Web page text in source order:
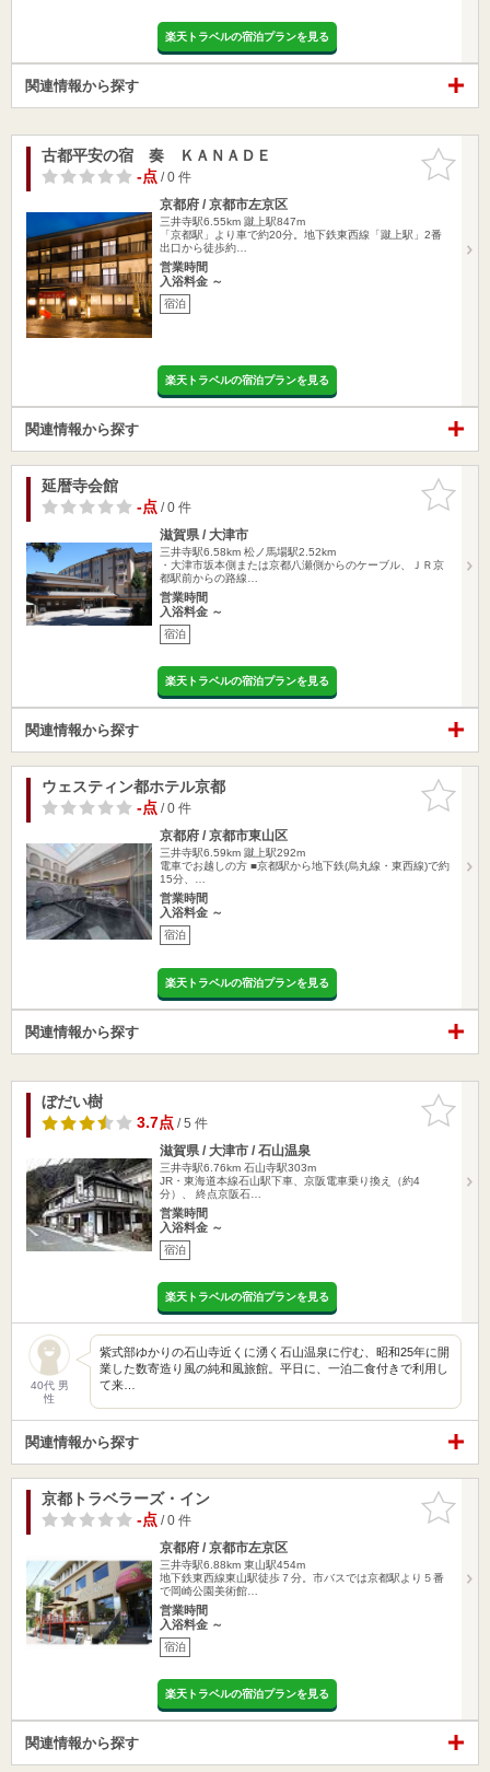
楽天トラベルの宿泊プランを見る
関連情報から探す
お気に入
りに追加
古都平安の宿 奏 ＫＡＮＡＤＥ
-点/ 0 件
京都府 / 京都市左京区
三井寺駅6.55km 蹴上駅847m
「京都駅」より車で約20分。地下鉄東西線「蹴上駅」2番
出口から徒歩約…
営業時間
入浴料金 ～
宿泊
楽天トラベルの宿泊プランを見る
関連情報から探す
お気に入
りに追加
延暦寺会館
-点/ 0 件
滋賀県 / 大津市
三井寺駅6.58km 松ノ馬場駅2.52km
・大津市坂本側または京都八瀬側からのケーブル、ＪＲ京
都駅前からの路線…
営業時間
入浴料金 ～
宿泊
楽天トラベルの宿泊プランを見る
関連情報から探す
お気に入
りに追加
ウェスティン都ホテル京都
-点/ 0 件
京都府 / 京都市東山区
三井寺駅6.59km 蹴上駅292m
電車でお越しの方 ■京都駅から地下鉄(烏丸線・東西線)で約
15分、…
営業時間
入浴料金 ～
宿泊
楽天トラベルの宿泊プランを見る
関連情報から探す
お気に入
りに追加
ぼだい樹
3.7点/ 5 件
滋賀県 / 大津市 / 石山温泉
三井寺駅6.76km 石山寺駅303m
JR・東海道本線石山駅下車、京阪電車乗り換え（約4
分）、 終点京阪石…
営業時間
入浴料金 ～
宿泊
楽天トラベルの宿泊プランを見る
40代 男
性
紫式部ゆかりの石山寺近くに湧く石山温泉に佇む、昭和25年に開
業した数寄造り風の純和風旅館。平日に、一泊二食付きで利用し
て来…
関連情報から探す
お気に入
りに追加
京都トラベラーズ・イン
-点/ 0 件
京都府 / 京都市左京区
三井寺駅6.88km 東山駅454m
地下鉄東西線東山駅徒歩７分。市バスでは京都駅より５番
で岡崎公園美術館…
営業時間
入浴料金 ～
宿泊
楽天トラベルの宿泊プランを見る
関連情報から探す